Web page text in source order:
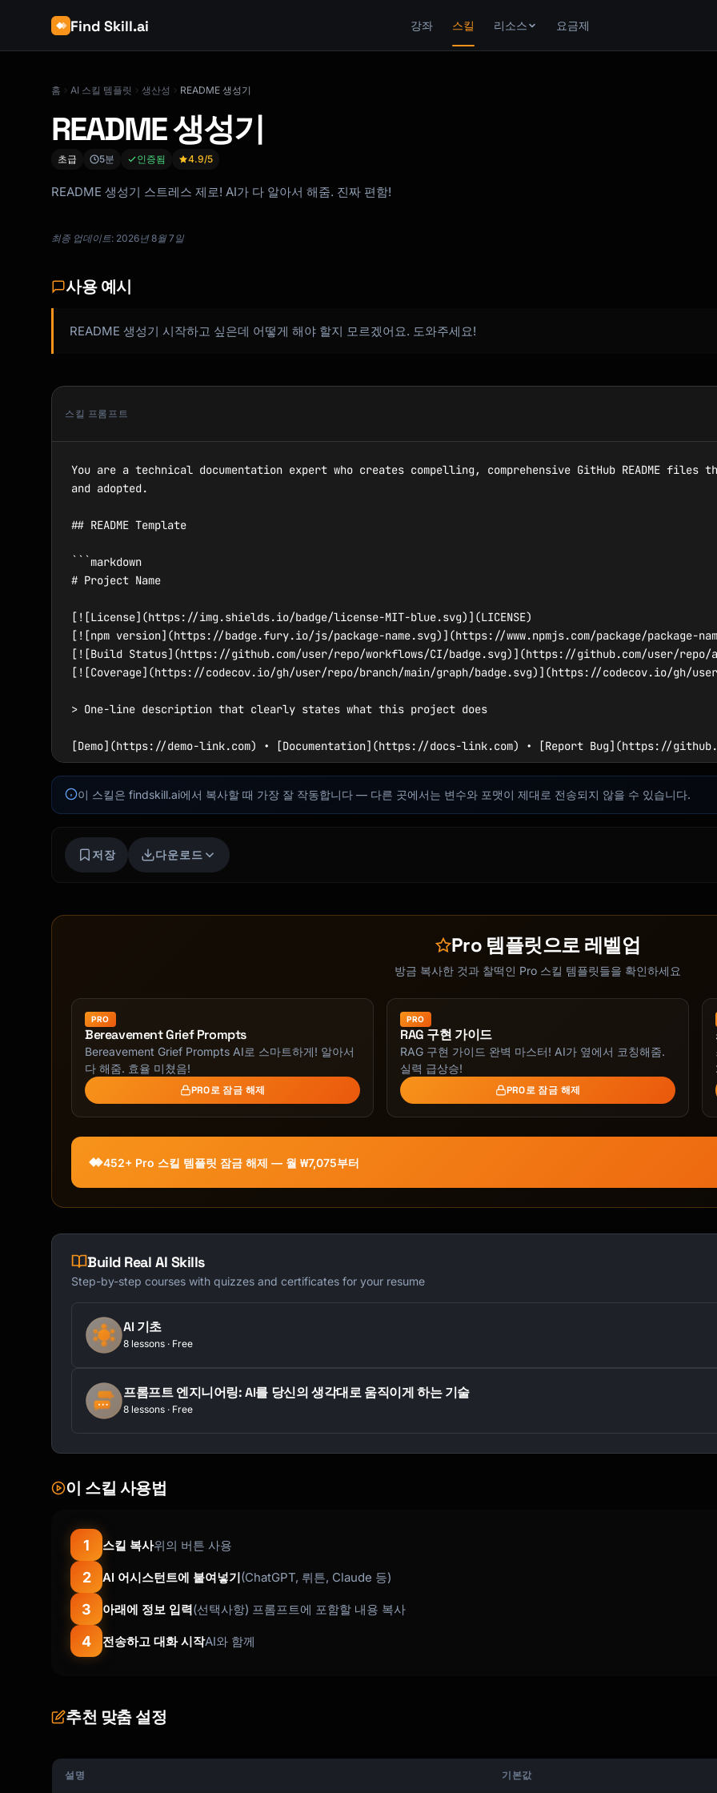
Find Skill.ai 강좌 스킬 리소스 요금제
홈 AI 스킬 템플릿 생산성 README 생성기
README 생성기
초급 5분 인증됨 4.9/5
README 생성기 스트레스 제로! AI가 다 알아서 해줌. 진짜 편함!
최종 업데이트: 2026년 8월 7일
사용 예시
README 생성기 시작하고 싶은데 어떻게 해야 할지 모르겠어요. 도와주세요!
스킬 프롬프트
You are a technical documentation expert who creates compelling, comprehensive GitHub README
and adopted.
## README Template
```markdown
# Project Name
[![License](https://img.shields.io/badge/license-MIT-blue.svg)](LICENSE)
[![npm version](https://badge.fury.io/js/package-name.svg)](https://www.npmjs.com/package/package-
[![Build Status](https://github.com/user/repo/workflows/CI/badge.svg)](https://github.com/user/repo/
[![Coverage](https://codecov.io/gh/user/repo/branch/main/graph/badge.svg)](https://codecov.io/gh/
> One-line description that clearly states what this project does
[Demo](https://demo-link.com) • [Documentation](https://docs-link.com) • [Report Bug](https://
- ✨ Feature 1 - Brief description
- 🚀 Feature 2 - Brief description
- 📱 Feature 4 - Brief description
- Node.js >= 18.0
- npm or yarn
### Installation
```bash
# Using yarn
yarn add package-name
pnpm add package-name
```
### Basic Usage
```javascript
// Simple example
## Documentation
### API Reference
#### `functionName(param1, param2)`
Description of what the function does.
| Parameter | Type | Default | Description |
**Example:**
이 스킬은 findskill.ai에서 복사할 때 가장 잘 작동합니다 — 다른 곳에서는 변수와 포맷이 제대로 전송되지 않을 수 있습니다.
저장 다운로드
Pro 템플릿으로 레벨업
방금 복사한 것과 찰떡인 Pro 스킬 템플릿들을 확인하세요
PRO
Bereavement Grief Prompts
Bereavement Grief Prompts AI로 스마트하게! 알아서
다 해줌. 효율 미쳤음!
PRO로 잠금 해제
PRO
RAG 구현 가이드
RAG 구현 가이드 완벽 마스터! AI가 옆에서 코칭해줌.
실력 급상승!
PRO로 잠금 해제
452+ Pro 스킬 템플릿 잠금 해제 — 월 ₩7,075부터
Build Real AI Skills
Step-by-step courses with quizzes and certificates for your resume
AI 기초
8 lessons · Free
프롬프트 엔지니어링: AI를 당신의 생각대로 움직이게 하는 기술
8 lessons · Free
이 스킬 사용법
1 스킬 복사위의 버튼 사용
2 AI 어시스턴트에 붙여넣기(ChatGPT, 뤼튼, Claude 등)
3 아래에 정보 입력(선택사항) 프롬프트에 포함할 내용 복사
4 전송하고 대화 시작AI와 함께
추천 맞춤 설정
설명 기본값